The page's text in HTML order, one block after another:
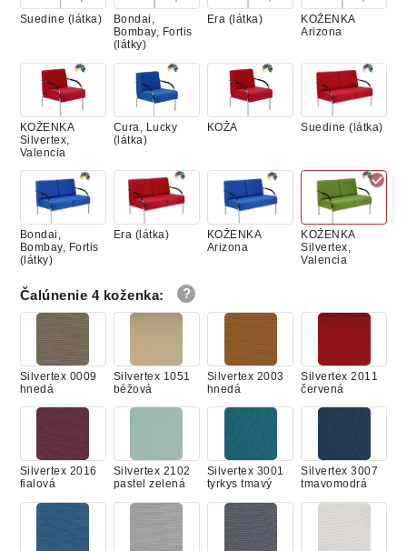
Suedine (látka)
Bondai,
Bombay, Fortis
(látky)
Era (látka)
KOŽENKA
Arizona
KOŽENKA
Silvertex,
Valencia
Cura, Lucky
(látka)
KOŽA Suedine (látka)
Bondai,
Bombay, Fortis
(látky)
Era (látka)
KOŽENKA
Arizona
KOŽENKA
Silvertex,
Valencia
Cura, Lucky
(látky)
Arizona
Silvertex,
Valencia
(látka)
Čalúnenie 4 koženka:
Silvertex 0009
hnedá
Silvertex 1051
béžová
Silvertex 2003
hnedá
Silvertex 2011
červená
Silvertex 2016
fialová
Silvertex 2102
pastel zelená
Silvertex 3001
tyrkys tmavý
Silvertex 3007
tmavomodrá